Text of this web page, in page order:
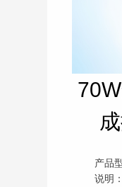
产品
说明：70W全